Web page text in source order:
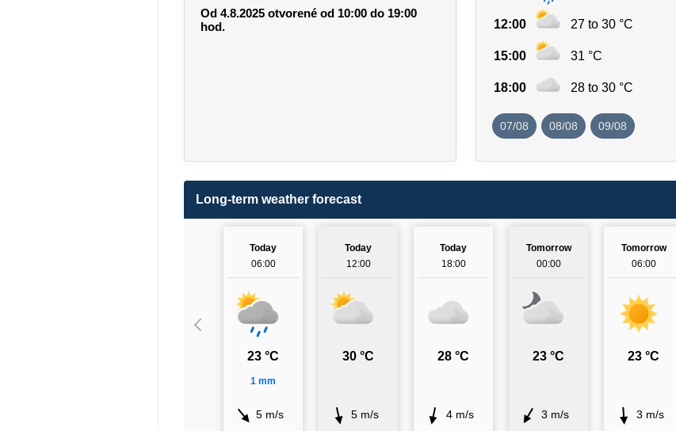
Od 4.8.2025 otvorené od 10:00 do 19:00
hod.
12:00 27 to 30 °C
15:00 31 °C
18:00 28 to 30 °C
07/08 08/08 09/08
Long-term weather forecast
Today
06:00
23 °C
1 mm
5 m/s
Today
12:00
30 °C
5 m/s
Today
18:00
28 °C
4 m/s
Tomorrow
00:00
23 °C
3 m/s
Tomorrow
06:00
23 °C
3 m/s